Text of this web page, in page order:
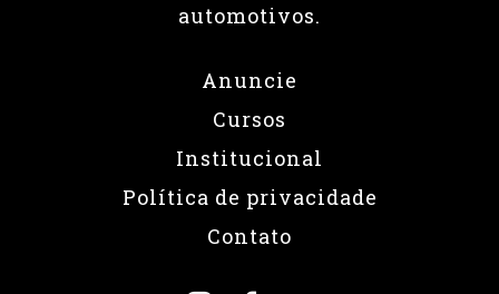
automotivos.
Anuncie
Cursos
Institucional
Política de privacidade
Contato